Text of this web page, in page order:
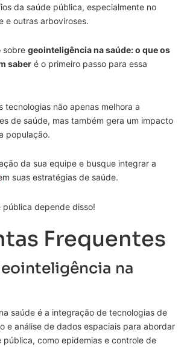
da saúde pública, especialmente no
e outras arboviroses.
sobre geointeligência na saúde: o que os
saber é o primeiro passo para essa
tecnologias não apenas melhora a
de saúde, mas também gera um impacto
população.
da sua equipe e busque integrar a
suas estratégias de saúde.
pública depende disso!
Frequentes
na
saúde é a integração de tecnologias de
e análise de dados espaciais para abordar
pública, como epidemias e controle de